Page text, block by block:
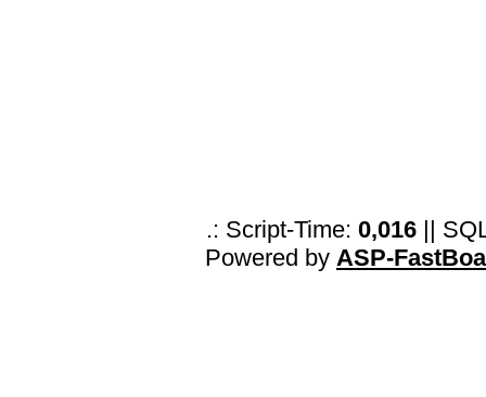
.: Script-Time: 0,016 ||
Powered by ASP-